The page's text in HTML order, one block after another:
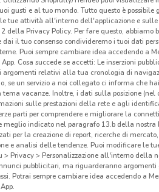
gusti e al tuo mondo. Tutto questo è possibile
tue attività all'interno dell'applicazione e sulle
Privacy Policy. Per fare questo, abbiamo
il tuo consenso condivideremo i tuoi dati
Puoi sempre cambiare idea accedendo a
Cosa succede se accetti: Le inserzioni
relativi alla tua cronologia di
se un servizio a noi collegato ci informa che
vacanze. Inoltre, i dati sulla posizione (nel
sulle prestazioni della rete e agli
parti per comprendere e migliorare la
meglio indicato nel paragrafo 13.b della nostra
per la creazione di report, ricerche di mercato,
e analisi delle tendenze. Puoi modificare le
Privacy > Personalizzazione all'interno della
pubblicitari, ma riguarderanno argomenti
Potrai sempre cambiare idea accedendo a